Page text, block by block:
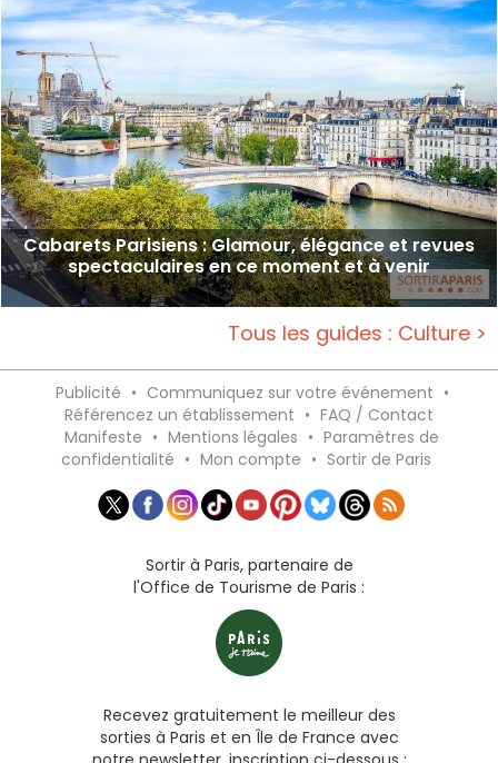
Cabarets Parisiens : Glamour, élégance et revues
spectaculaires en ce moment et à venir
Tous les guides : Culture >
Publicité • Communiquez sur votre événement •
Référencez un établissement • FAQ / Contact
Manifeste • Mentions légales • Paramètres de
confidentialité • Mon compte • Sortir de Paris
Sortir à Paris, partenaire de
l'Office de Tourisme de Paris :
Recevez gratuitement le meilleur des
sorties à Paris et en Île de France avec